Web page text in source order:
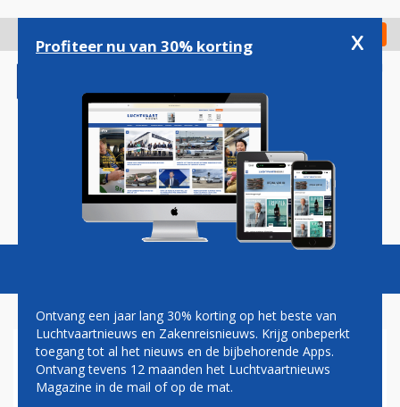
gaan
Check in
Magazine Podcasts Vacatures
ROTTERDAM AIRPORT VANAF
VOLGEND JAAR BETER
Profiteer nu van 30% korting x
Ontvang een jaar lang 30% korting op het beste van
Luchtvaartnieuws en Zakenreisnieuws. Krijg onbeperkt
toegang tot al het nieuws en de bijbehorende Apps.
Ontvang tevens 12 maanden het Luchtvaartnieuws
Magazine in de mail of op de mat.